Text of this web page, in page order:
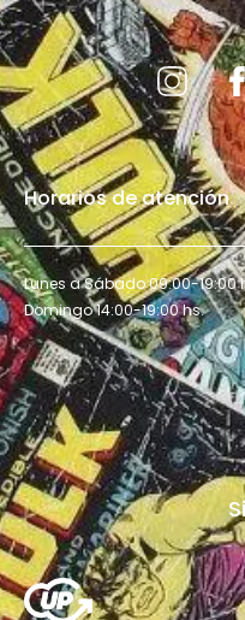
Horarios de atención
Lunes a Sábado 09:00-19:00
Domingo 14:00-19:00 hs.